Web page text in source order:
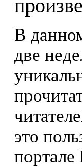
В
две
это
портале